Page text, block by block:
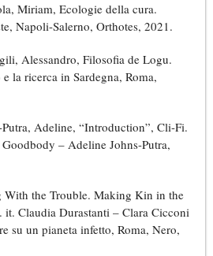
Miriam, Ecologie della cura.
Napoli-Salerno, Orthotes, 2021.
Alessandro, Filosofia de Logu.
la ricerca in Sardegna, Roma,
Adeline, “Introduction”, Cli-Fi.
– Adeline Johns-Putra,
With the Trouble. Making Kin in the
it. Claudia Durastanti – Clara Cicconi
su un pianeta infetto, Roma, Nero,